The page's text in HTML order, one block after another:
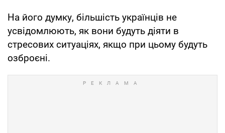
На його думку, більшість українців не
усвідомлюють, як вони будуть діяти в
стресових ситуаціях, якщо при цьому будуть
озброєні.